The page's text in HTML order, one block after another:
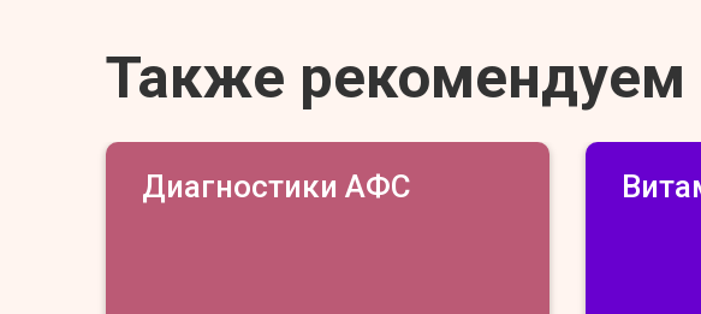
Также рекомендуем
Диагностики АФС